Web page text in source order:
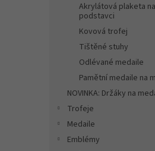
Akrylátová plaketa
podstavci
Kovová trofej
Tištěné stuhy
Odlévané medaile
Pamětní medaile na
NOVINKA: Držáky na
Trofeje
Medaile
Emblémy